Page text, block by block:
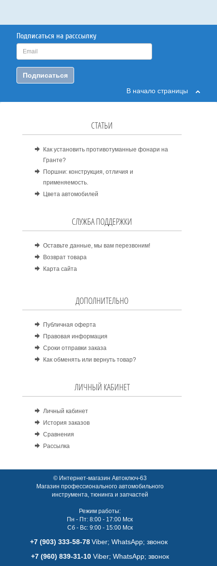
Подписаться на расссылку
Подписаться
В начало страницы
СТАТЬИ
Как установить противотуманные фонари на
Гранте?
Поршни: конструкция, отличия и
применяемость.
Цвета автомобилей
СЛУЖБА ПОДДЕРЖКИ
Оставьте данные, мы вам перезвоним!
Возврат товара
Карта сайта
ДОПОЛНИТЕЛЬНО
Публичная оферта
Правовая информация
Сроки отправки заказа
Как обменять или вернуть товар?
ЛИЧНЫЙ КАБИНЕТ
Личный кабинет
История заказов
Сравнения
Рассылка
© Интернет-магазин Автоключ-63
Магазин профессионального автомобильного
инструмента, тюнинга и запчастей
Режим работы:
Пн - Пт: 8:00 - 17:00 Мск
Сб - Вс: 9:00 - 15:00 Мск
+7 (903) 333-58-78 Viber; WhatsАpp; звонок
+7 (960) 839-31-10Viber; WhatsАpp; звонок